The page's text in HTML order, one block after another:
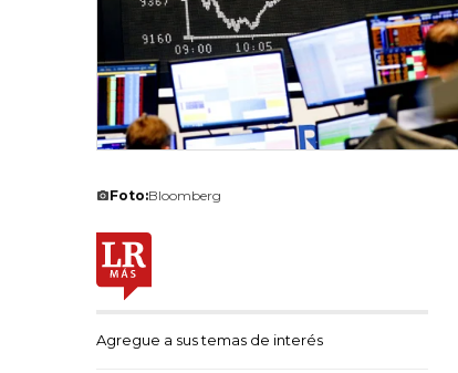
Foto:Bloomberg
Agregue a sus temas de interés